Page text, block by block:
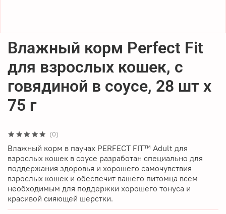
(0)
Влажный корм Perfect Fit
для взрослых кошек, с
говядиной в соусе, 28 шт x
75 г
Влажный корм в паучах PERFECT FIT™ Adult для
взрослых кошек в соусе разработан специально для
поддержания здоровья и хорошего самочувствия
взрослых кошек и обеспечит вашего питомца всем
необходимым для поддержки хорошего тонуса и
красивой сияющей шерстки.